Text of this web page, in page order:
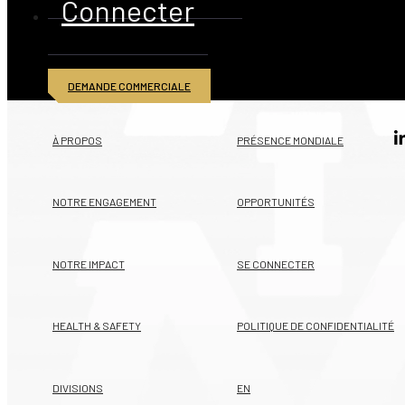
Connecter
DEMANDE COMMERCIALE
© 2026 American Iron and Metal Inc. Tous droits réservés
À PROPOS
NOTRE ENGAGEMENT
NOTRE IMPACT
HEALTH & SAFETY
DIVISIONS
PRÉSENCE MONDIALE
OPPORTUNITÉS
SE CONNECTER
POLITIQUE DE CONFIDENTIALITÉ
EN